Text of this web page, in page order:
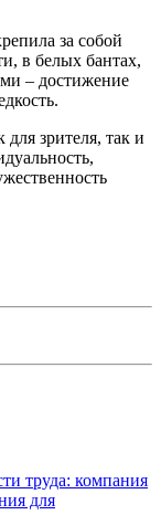
за собой
в белых бантах,
– достижение
зрителя, так и